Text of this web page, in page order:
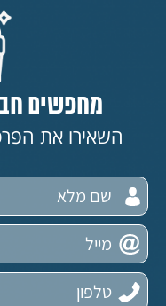
מחפשים
השאירו את